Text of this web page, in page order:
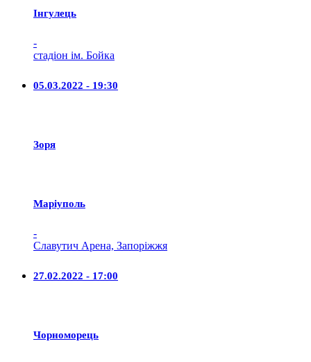
Iнгулець
-
стадіон ім. Бойка
05.03.2022 - 19:30
Зоря
Маріуполь
-
Славутич Арена, Запоріжжя
27.02.2022 - 17:00
Чорноморець